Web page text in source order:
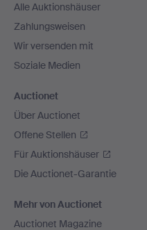
Alle Auktionshäuser
Zahlungsweisen
Wir versenden mit
Soziale Medien
Auctionet
Über Auctionet
Offene Stellen
Für Auktionshäuser
Die Auctionet-Garantie
Mehr von Auctionet
Auctionet Magazine